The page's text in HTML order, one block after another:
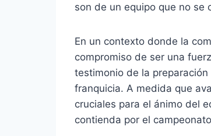
son de un equipo que no se
En un contexto donde la
compromiso de ser una
testimonio de la
franquicia. A medida que
cruciales para el ánimo del
contienda por el